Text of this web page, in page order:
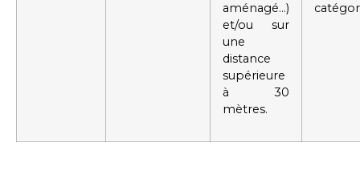
aménagé…)
et/ou sur
une
distance
supérieure
à 30
mètres.